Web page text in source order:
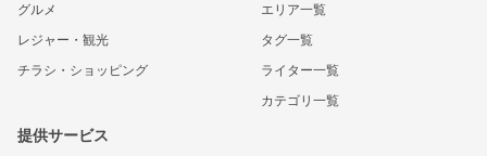
グルメ
レジャー・観光
チラシ・ショッピング
エリア一覧
タグ一覧
ライター一覧
カテゴリ一覧
提供サービス